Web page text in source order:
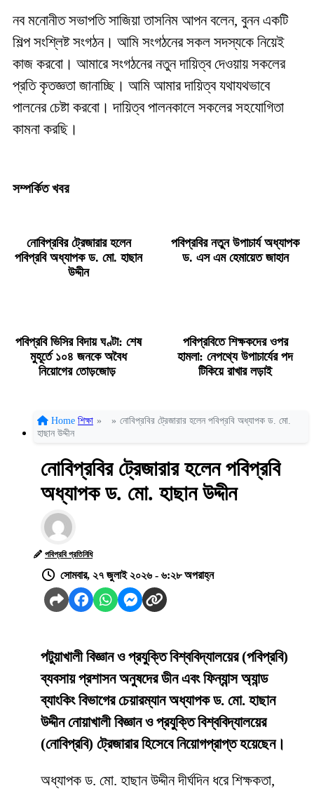
নব মনোনীত সভাপতি সাজিয়া তাসনিম আপন বলেন, বুনন একটি
শিল্প সংশ্লিষ্ট সংগঠন। আমি সংগঠনের সকল সদস্যকে নিয়েই
কাজ করবো। আমারে সংগঠনের নতুন দায়িত্ব দেওয়ায় সকলের
প্রতি কৃতজ্ঞতা জানাচ্ছি। আমি আমার দায়িত্ব যথাযথভাবে
পালনের চেষ্টা করবো। দায়িত্ব পালনকালে সকলের সহযোগিতা
কামনা করছি।
সম্পর্কিত খবর
নোবিপ্রবির ট্রেজারার হলেন
পবিপ্রবি অধ্যাপক ড. মো. হাছান
উদ্দীন
পবিপ্রবির নতুন উপাচার্য অধ্যাপক
ড. এস এম হেমায়েত জাহান
পবিপ্রবি ভিসির বিদায় ঘণ্টা: শেষ
মুহূর্তে ১০৪ জনকে অবৈধ
নিয়োগের তোড়জোড়
পবিপ্রবিতে শিক্ষকদের ওপর
হামলা: নেপথ্যে উপাচার্যের পদ
টিকিয়ে রাখার লড়াই
Home শিক্ষা » » নোবিপ্রবির ট্রেজারার হলেন পবিপ্রবি অধ্যাপক ড. মো.
হাছান উদ্দীন
নোবিপ্রবির ট্রেজারার হলেন পবিপ্রবি
অধ্যাপক ড. মো. হাছান উদ্দীন
পবিপ্রবি প্রতিনিধি
সোমবার, ২৭ জুলাই ২০২৬ - ৬:২৮ অপরাহ্ন
পটুয়াখালী বিজ্ঞান ও প্রযুক্তি বিশ্ববিদ্যালয়ের (পবিপ্রবি)
ব্যবসায় প্রশাসন অনুষদের ডীন এবং ফিন্যান্স অ্যান্ড
ব্যাংকিং বিভাগের চেয়ারম্যান অধ্যাপক ড. মো. হাছান
উদ্দীন নোয়াখালী বিজ্ঞান ও প্রযুক্তি বিশ্ববিদ্যালয়ের
(নোবিপ্রবি) ট্রেজারার হিসেবে নিয়োগপ্রাপ্ত হয়েছেন।
অধ্যাপক ড. মো. হাছান উদ্দীন দীর্ঘদিন ধরে শিক্ষকতা,